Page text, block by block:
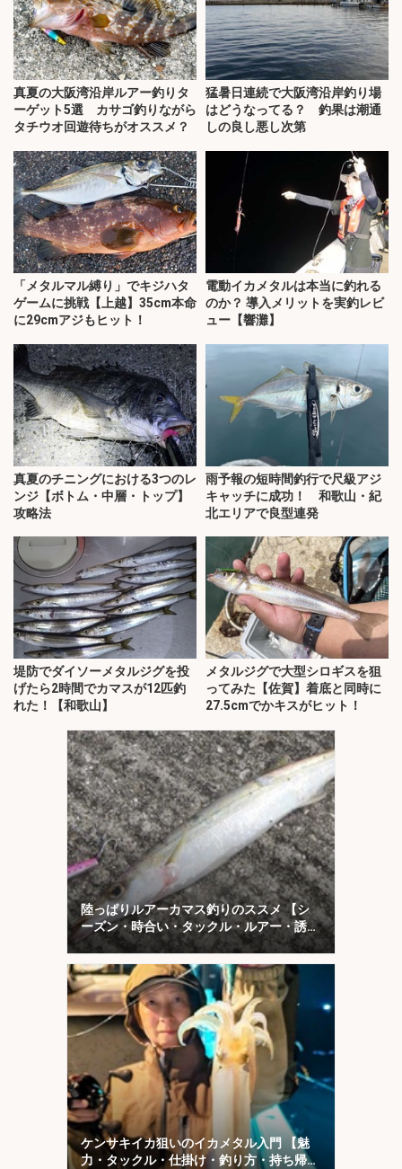
真夏の大阪湾沿岸ルアー釣りタ
ーゲット5選 カサゴ釣りながら
タチウオ回遊待ちがオススメ？
猛暑日連続で大阪湾沿岸釣り場
はどうなってる？ 釣果は潮通
しの良し悪し次第
「メタルマル縛り」でキジハタ
ゲームに挑戦【上越】35cm本命
に29cmアジもヒット！
電動イカメタルは本当に釣れる
のか？ 導入メリットを実釣レビ
ュー【響灘】
真夏のチニングにおける3つのレ
ンジ【ボトム・中層・トップ】
攻略法
雨予報の短時間釣行で尺級アジ
キャッチに成功！ 和歌山・紀
北エリアで良型連発
堤防でダイソーメタルジグを投
げたら2時間でカマスが12匹釣
れた！【和歌山】
メタルジグで大型シロギスを狙
ってみた【佐賀】着底と同時に
27.5cmでかキスがヒット！
陸っぱりルアーカマス釣りのススメ 【シ
ーズン・時合い・タックル・ルアー・誘い
方を解説】
ケンサキイカ狙いのイカメタル入門 【魅
力・タックル・仕掛け・釣り方・持ち帰り